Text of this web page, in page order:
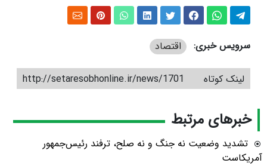
سرویس خبری: اقتصاد
لینک کوتاه http://setaresobhonline.ir/news/1701
خبرهای مرتبط
تشدید وضعیت نه جنگ و نه صلح، ترفند رئیس‌جمهور
آمریکاست